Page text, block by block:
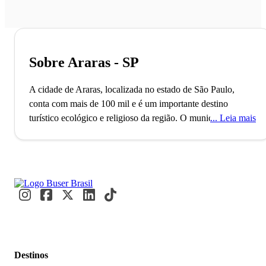
Sobre Araras - SP
A cidade de Araras, localizada no estado de São Paulo,
conta com mais de 100 mil e é um importante destino
turístico ecológico e religioso da região. O município, que é
grande número de araras que havia às suas margens.
do Brasil. Destino popular entre os turistas adeptos ao
Leia mais
Destinos